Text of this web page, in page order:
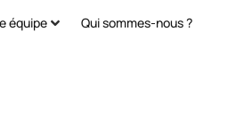
équipe
Qui sommes-nous ?